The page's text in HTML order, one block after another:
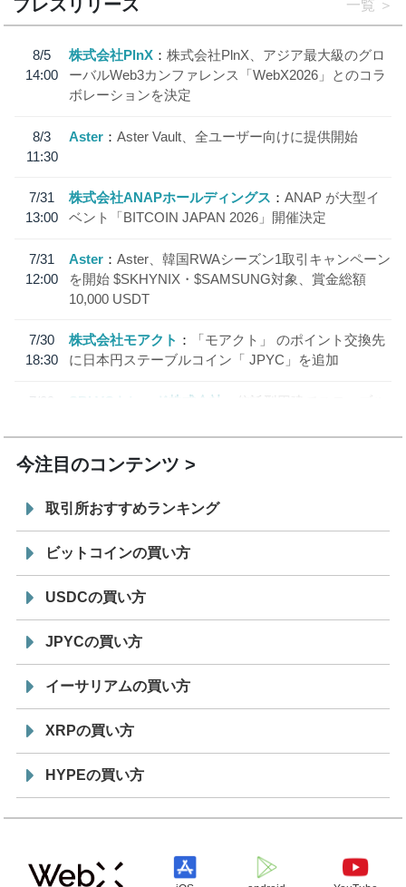
プレスリリース 一覧
8/5
14:00
株式会社PlnX
株式会社PlnX、アジア最大級のグロ
ーバルWeb3カンファレンス「WebX2026」とのコラ
ボレーションを決定
8/3
11:30
Aster Aster Vault、全ユーザー向けに提供開始
7/31
13:00
株式会社ANAPホールディングス
ANAP が大型イ
ベント「BITCOIN JAPAN 2026」開催決定
7/31
12:00
Aster
Aster、韓国RWAシーズン1取引キャンペーン
を開始 $SKHYNIX・$SAMSUNG対象、賞金総額
10,000 USDT
7/30
18:30
株式会社モアクト
「モアクト」 のポイント交換先
に日本円ステーブルコイン「 JPYC」を追加
7/29
SBI VCトレード株式会社
信託型円建てステーブル
今注目のコンテンツ
取引所おすすめランキング
ビットコインの買い方
USDCの買い方
JPYCの買い方
イーサリアムの買い方
XRPの買い方
HYPEの買い方